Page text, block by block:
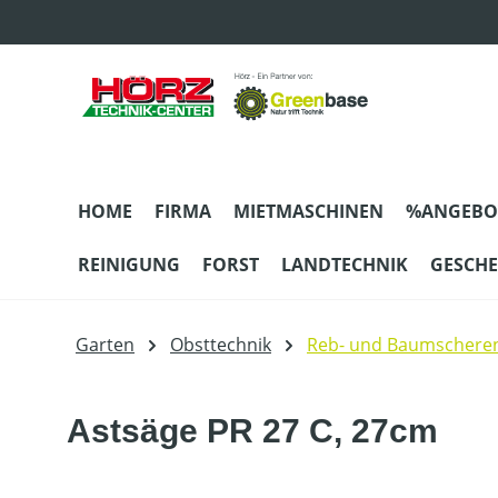
HOME FIRMA MIETMASCHINEN
REINIGUNG FORST LANDTECHNIK
Garten Obsttechnik Reb- und
Astsäge PR 27 C, 27cm